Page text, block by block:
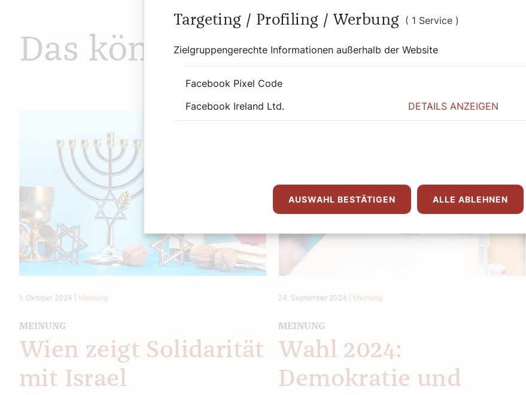
Das könnte Sie auch
1. Oktober 2024 Meinung
MEINUNG
Wien zeigt Solidarität
mit Israel
24. September 2024 Meinung
MEINUNG
Wahl 2024:
Demokratie und
Targeting / Profiling / Werbung ( 1 Service )
Zielgruppengerechte Informationen außerhalb der Website
Facebook Pixel Code
Facebook Ireland Ltd.
DETAILS ANZEIGEN
AUSWAHL BESTÄTIGEN ALLE ABLEHNEN